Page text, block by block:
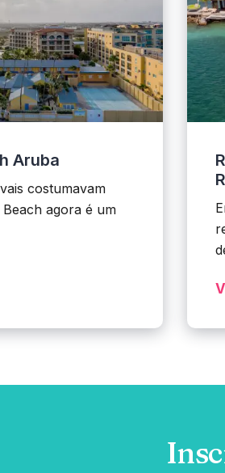
Aruba
costumavam
agora é um